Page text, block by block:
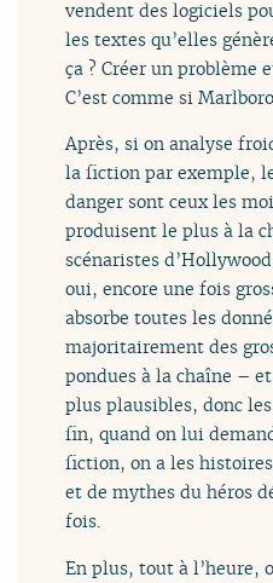
vendent des logiciels
les textes qu’elles
ça ? Créer un problème
C’est comme si
Après, si on analyse
la fiction par exemple,
danger sont ceux les
produisent le plus à la
scénaristes
oui, encore une fois
absorbe toutes les
majoritairement des
pondues à la chaîne –
plus plausibles, donc
fin, quand on lui
fiction, on a les
et de mythes du héros
fois.
En plus, tout à l’heure,